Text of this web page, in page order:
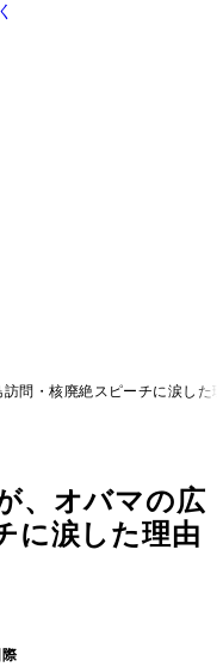
問・核廃絶スピーチに涙した
、オバマの広
に涙した理由